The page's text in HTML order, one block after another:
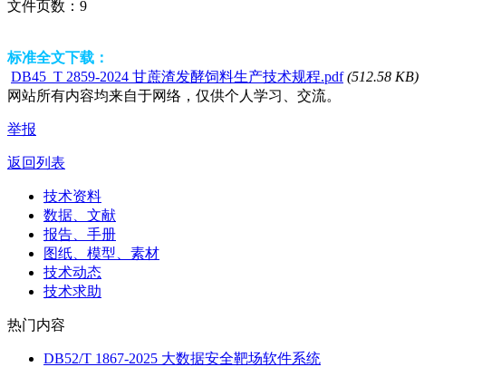
文件页数： 9
标准全文下载：
DB45_T 2859-2024 甘蔗渣发酵饲料生产技术规程.pdf (512.58 KB)
网站所有内容均来自于网络，仅供个人学习、交流。
举报
返回列表
技术资料
数据、文献
报告、手册
图纸、模型、素材
技术动态
技术求助
热门内容
DB52/T 1867-2025 大数据安全靶场软件系统